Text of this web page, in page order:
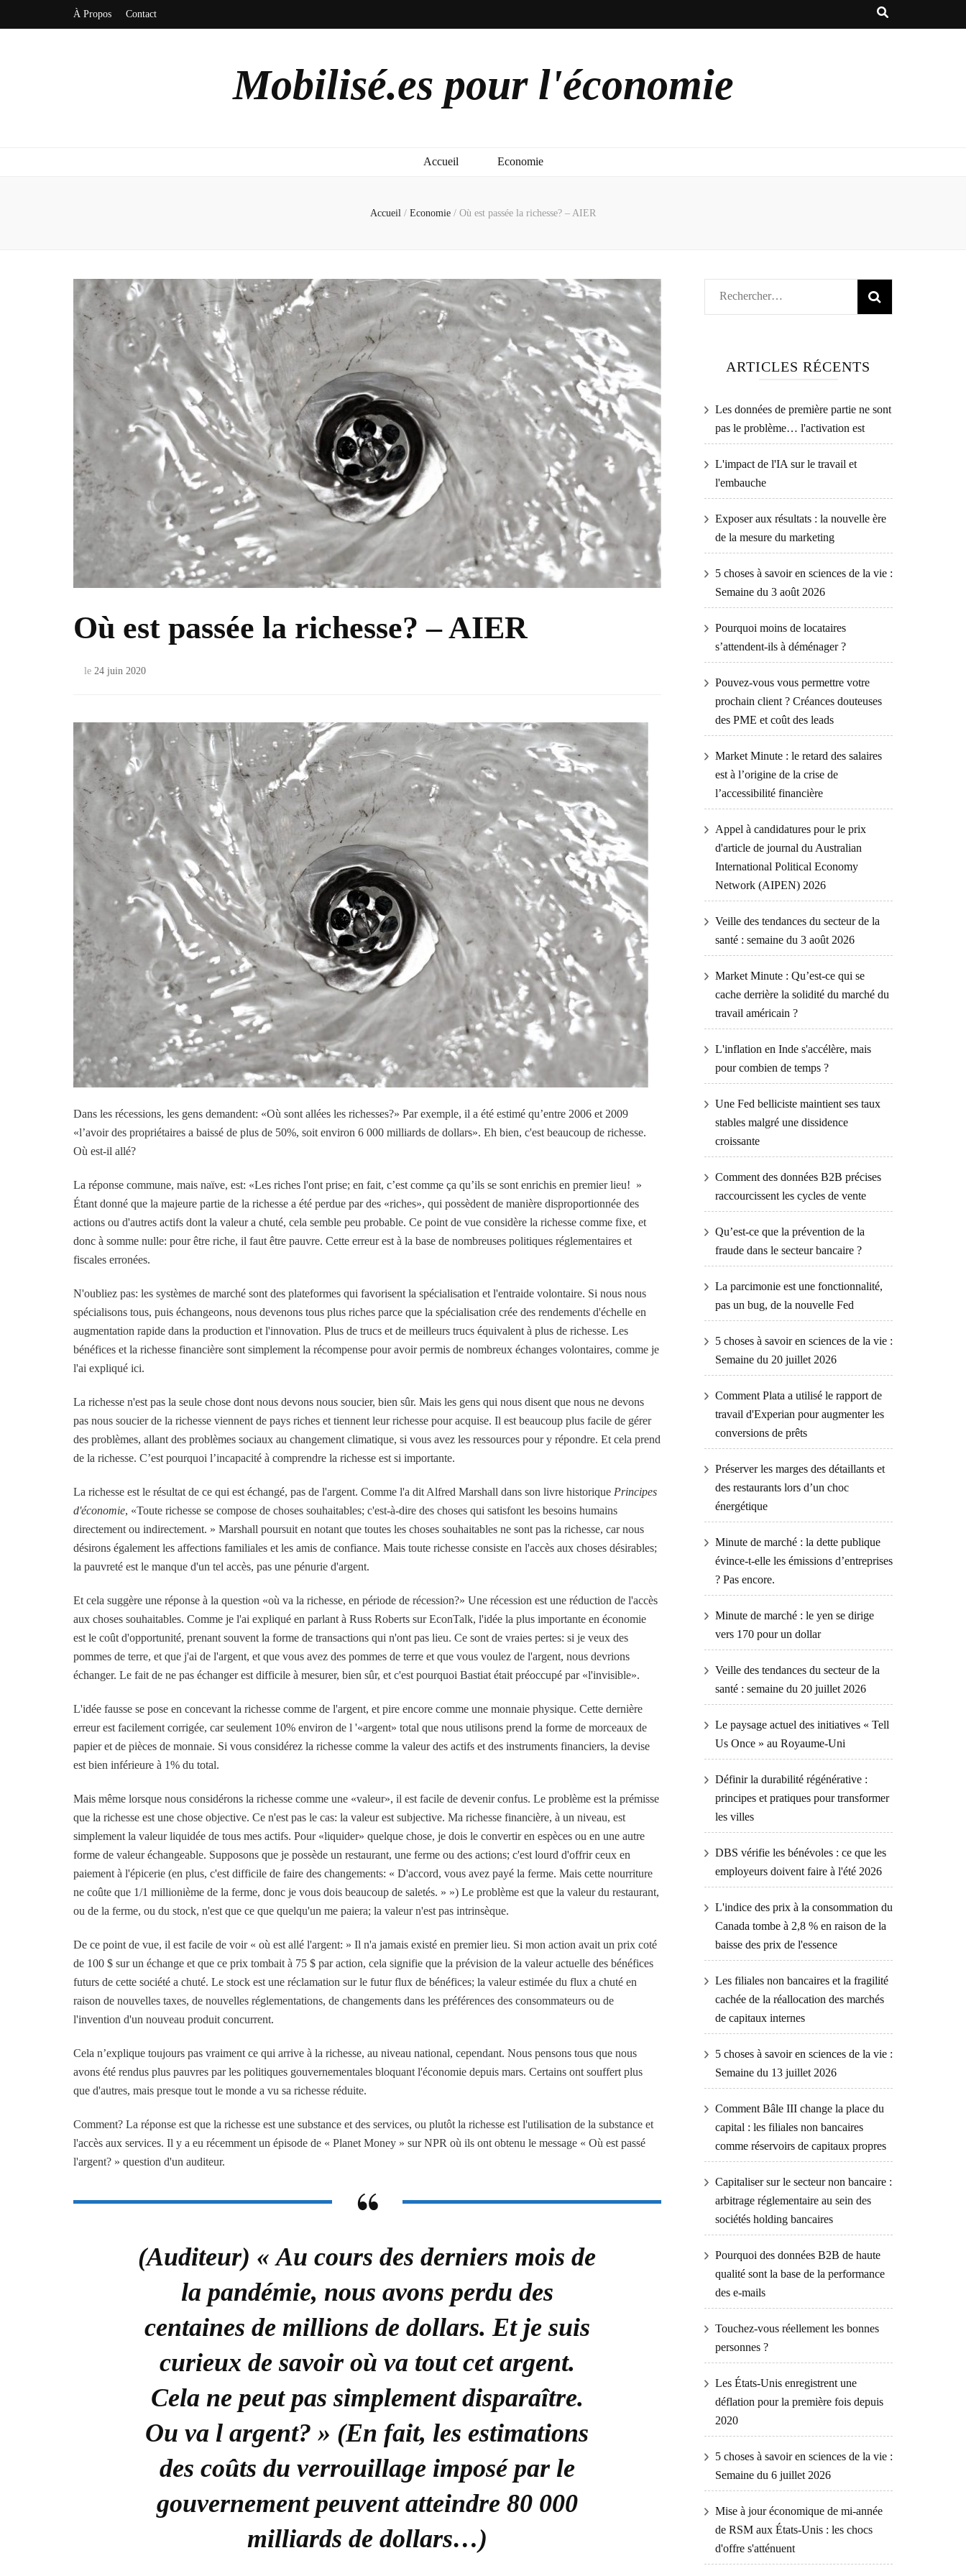
À Propos Contact
Mobilisé.es pour l'économie
Accueil Economie
Accueil / Economie / Où est passée la richesse? – AIER
Où est passée la richesse? – AIER
le 24 juin 2020
Dans les récessions, les gens demandent: «Où sont allées les richesses?» Par exemple, il a été estimé qu’entre 2006 et 2009
«l’avoir des propriétaires a baissé de plus de 50%, soit environ 6 000 milliards de dollars». Eh bien, c'est beaucoup de richesse.
Où est-il allé?
La réponse commune, mais naïve, est: «Les riches l'ont prise; en fait, c’est comme ça qu’ils se sont enrichis en premier lieu! »
Étant donné que la majeure partie de la richesse a été perdue par des «riches», qui possèdent de manière disproportionnée des
actions ou d'autres actifs dont la valeur a chuté, cela semble peu probable. Ce point de vue considère la richesse comme fixe, et
donc à somme nulle: pour être riche, il faut être pauvre. Cette erreur est à la base de nombreuses politiques réglementaires et
fiscales erronées.
N'oubliez pas: les systèmes de marché sont des plateformes qui favorisent la spécialisation et l'entraide volontaire. Si nous nous
spécialisons tous, puis échangeons, nous devenons tous plus riches parce que la spécialisation crée des rendements d'échelle en
augmentation rapide dans la production et l'innovation. Plus de trucs et de meilleurs trucs équivalent à plus de richesse. Les
bénéfices et la richesse financière sont simplement la récompense pour avoir permis de nombreux échanges volontaires, comme je
l'ai expliqué ici.
La richesse n'est pas la seule chose dont nous devons nous soucier, bien sûr. Mais les gens qui nous disent que nous ne devons
pas nous soucier de la richesse viennent de pays riches et tiennent leur richesse pour acquise. Il est beaucoup plus facile de gérer
des problèmes, allant des problèmes sociaux au changement climatique, si vous avez les ressources pour y répondre. Et cela prend
de la richesse. C’est pourquoi l’incapacité à comprendre la richesse est si importante.
La richesse est le résultat de ce qui est échangé, pas de l'argent. Comme l'a dit Alfred Marshall dans son livre historique Principes
d'économie, «Toute richesse se compose de choses souhaitables; c'est-à-dire des choses qui satisfont les besoins humains
directement ou indirectement. » Marshall poursuit en notant que toutes les choses souhaitables ne sont pas la richesse, car nous
désirons également les affections familiales et les amis de confiance. Mais toute richesse consiste en l'accès aux choses désirables;
la pauvreté est le manque d'un tel accès, pas une pénurie d'argent.
Et cela suggère une réponse à la question «où va la richesse, en période de récession?» Une récession est une réduction de l'accès
aux choses souhaitables. Comme je l'ai expliqué en parlant à Russ Roberts sur EconTalk, l'idée la plus importante en économie
est le coût d'opportunité, prenant souvent la forme de transactions qui n'ont pas lieu. Ce sont de vraies pertes: si je veux des
pommes de terre, et que j'ai de l'argent, et que vous avez des pommes de terre et que vous voulez de l'argent, nous devrions
échanger. Le fait de ne pas échanger est difficile à mesurer, bien sûr, et c'est pourquoi Bastiat était préoccupé par «l'invisible».
L'idée fausse se pose en concevant la richesse comme de l'argent, et pire encore comme une monnaie physique. Cette dernière
erreur est facilement corrigée, car seulement 10% environ de l '«argent» total que nous utilisons prend la forme de morceaux de
papier et de pièces de monnaie. Si vous considérez la richesse comme la valeur des actifs et des instruments financiers, la devise
est bien inférieure à 1% du total.
Mais même lorsque nous considérons la richesse comme une «valeur», il est facile de devenir confus. Le problème est la prémisse
que la richesse est une chose objective. Ce n'est pas le cas: la valeur est subjective. Ma richesse financière, à un niveau, est
simplement la valeur liquidée de tous mes actifs. Pour «liquider» quelque chose, je dois le convertir en espèces ou en une autre
forme de valeur échangeable. Supposons que je possède un restaurant, une ferme ou des actions; c'est lourd d'offrir ceux en
paiement à l'épicerie (en plus, c'est difficile de faire des changements: « D'accord, vous avez payé la ferme. Mais cette nourriture
ne coûte que 1/1 millionième de la ferme, donc je vous dois beaucoup de saletés. » ») Le problème est que la valeur du restaurant,
ou de la ferme, ou du stock, n'est que ce que quelqu'un me paiera; la valeur n'est pas intrinsèque.
De ce point de vue, il est facile de voir « où est allé l'argent: » Il n'a jamais existé en premier lieu. Si mon action avait un prix coté
de 100 $ sur un échange et que ce prix tombait à 75 $ par action, cela signifie que la prévision de la valeur actuelle des bénéfices
futurs de cette société a chuté. Le stock est une réclamation sur le futur flux de bénéfices; la valeur estimée du flux a chuté en
raison de nouvelles taxes, de nouvelles réglementations, de changements dans les préférences des consommateurs ou de
l'invention d'un nouveau produit concurrent.
Cela n’explique toujours pas vraiment ce qui arrive à la richesse, au niveau national, cependant. Nous pensons tous que nous
avons été rendus plus pauvres par les politiques gouvernementales bloquant l'économie depuis mars. Certains ont souffert plus
que d'autres, mais presque tout le monde a vu sa richesse réduite.
Comment? La réponse est que la richesse est une substance et des services, ou plutôt la richesse est l'utilisation de la substance et
l'accès aux services. Il y a eu récemment un épisode de « Planet Money » sur NPR où ils ont obtenu le message « Où est passé
l'argent? » question d'un auditeur.
(Auditeur) « Au cours des derniers mois de
la pandémie, nous avons perdu des
centaines de millions de dollars. Et je suis
curieux de savoir où va tout cet argent.
Cela ne peut pas simplement disparaître.
Ou va l argent? » (En fait, les estimations
des coûts du verrouillage imposé par le
gouvernement peuvent atteindre 80 000
milliards de dollars…)
Rechercher :
ARTICLES RÉCENTS
Les données de première partie ne sont
pas le problème… l'activation est
L'impact de l'IA sur le travail et
l'embauche
Exposer aux résultats : la nouvelle ère
de la mesure du marketing
5 choses à savoir en sciences de la vie :
Semaine du 3 août 2026
Pourquoi moins de locataires
s’attendent-ils à déménager ?
Pouvez-vous vous permettre votre
prochain client ? Créances douteuses
des PME et coût des leads
Market Minute : le retard des salaires
est à l’origine de la crise de
l’accessibilité financière
Appel à candidatures pour le prix
d'article de journal du Australian
International Political Economy
Network (AIPEN) 2026
Veille des tendances du secteur de la
santé : semaine du 3 août 2026
Market Minute : Qu’est-ce qui se
cache derrière la solidité du marché du
travail américain ?
L'inflation en Inde s'accélère, mais
pour combien de temps ?
Une Fed belliciste maintient ses taux
stables malgré une dissidence
croissante
Comment des données B2B précises
raccourcissent les cycles de vente
Qu’est-ce que la prévention de la
fraude dans le secteur bancaire ?
La parcimonie est une fonctionnalité,
pas un bug, de la nouvelle Fed
5 choses à savoir en sciences de la vie :
Semaine du 20 juillet 2026
Comment Plata a utilisé le rapport de
travail d'Experian pour augmenter les
conversions de prêts
Préserver les marges des détaillants et
des restaurants lors d’un choc
énergétique
Minute de marché : la dette publique
évince-t-elle les émissions d’entreprises
? Pas encore.
Minute de marché : le yen se dirige
vers 170 pour un dollar
Veille des tendances du secteur de la
santé : semaine du 20 juillet 2026
Le paysage actuel des initiatives « Tell
Us Once » au Royaume-Uni
Définir la durabilité régénérative :
principes et pratiques pour transformer
les villes
DBS vérifie les bénévoles : ce que les
employeurs doivent faire à l'été 2026
L'indice des prix à la consommation du
Canada tombe à 2,8 % en raison de la
baisse des prix de l'essence
Les filiales non bancaires et la fragilité
cachée de la réallocation des marchés
de capitaux internes
5 choses à savoir en sciences de la vie :
Semaine du 13 juillet 2026
Comment Bâle III change la place du
capital : les filiales non bancaires
comme réservoirs de capitaux propres
Capitaliser sur le secteur non bancaire :
arbitrage réglementaire au sein des
sociétés holding bancaires
Pourquoi des données B2B de haute
qualité sont la base de la performance
des e-mails
Touchez-vous réellement les bonnes
personnes ?
Les États-Unis enregistrent une
déflation pour la première fois depuis
2020
5 choses à savoir en sciences de la vie :
Semaine du 6 juillet 2026
Mise à jour économique de mi-année
de RSM aux États-Unis : les chocs
d'offre s'atténuent